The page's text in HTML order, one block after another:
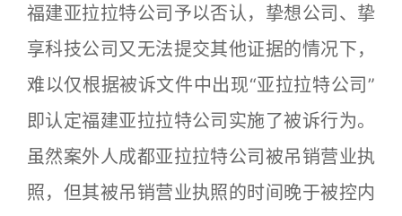
福建亚拉拉特公司予以否认，挚想公司、挚
享科技公司又无法提交其他证据的情况下，
难以仅根据被诉文件中出现“亚拉拉特公司”
即认定福建亚拉拉特公司实施了被诉行为。
虽然案外人成都亚拉拉特公司被吊销营业执
照，但其被吊销营业执照的时间晚于被控内